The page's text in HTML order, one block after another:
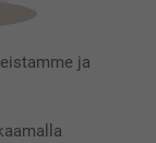
ja